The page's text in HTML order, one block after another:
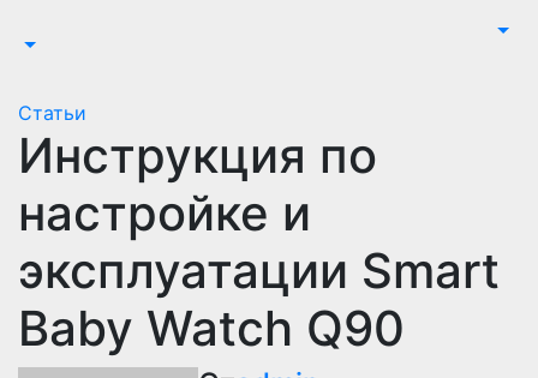
Статьи
Инструкция по
настройке и
эксплуатации Smart
Baby Watch Q90